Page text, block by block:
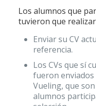
Los alumnos que
tuvieron que
Enviar su CV
referencia.
Los CVs que sí
fueron
Vueling, que
alumnos